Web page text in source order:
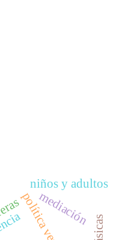
mediación
niños y adultos